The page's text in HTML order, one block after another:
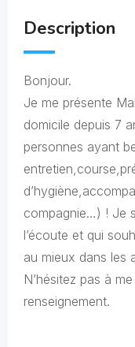
Description
Bonjour.
Je me présente
domicile depuis 7
personnes ayant
compagnie…) ! Je
l’écoute et qui
au mieux dans les
N’hésitez pas à
renseignement.